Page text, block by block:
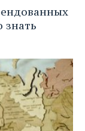
знать